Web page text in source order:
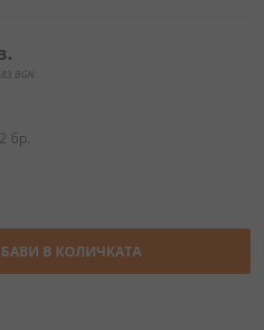
BGN
бр.
В КОЛИЧКАТА